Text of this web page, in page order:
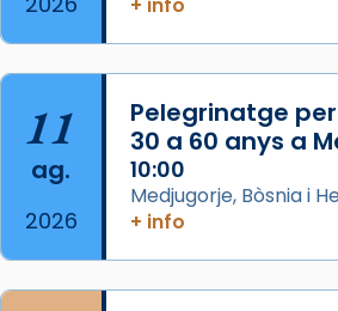
col·laboradors, a la Catedral
L’arquebisbe de Barcelona,
Josep Omella, ha presidit la
concelebrat el bisbe
Mons. David Abadías.
📸 Dr. G. Simón
Photo
View on Facebook · Share
+ info
11
ag.
2026
Pelegrinatge
30 a 60 anys a
10:00
Medjugorje, Bòsnia i
+ info